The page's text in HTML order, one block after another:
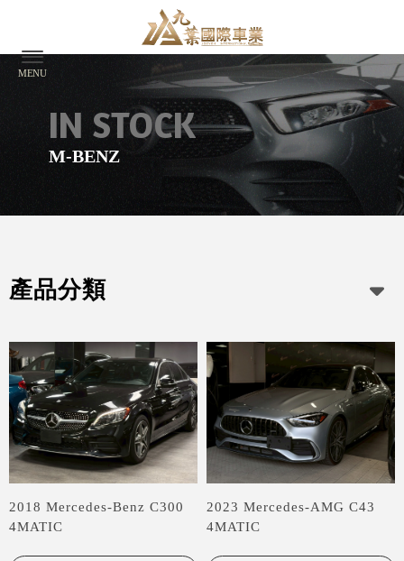
M-BENZ
產品分類
2018 Mercedes-Benz C300
4MATIC
2023 Mercedes-AMG C43
4MATIC